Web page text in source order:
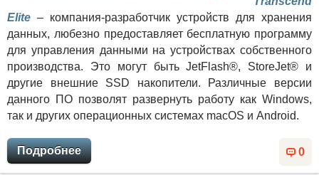
Elite – компания-разработчик устройств для хранения
данных, любезно предоставляет бесплатную программу
для управления данными на устройствах собственного
производства. Это могут быть JetFlash®, StoreJet® и
другие внешние SSD накопители. Различные версии
данного ПО позволят развернуть работу как Windows,
так и других операционных системах macOS и Android.
0
Подробнее